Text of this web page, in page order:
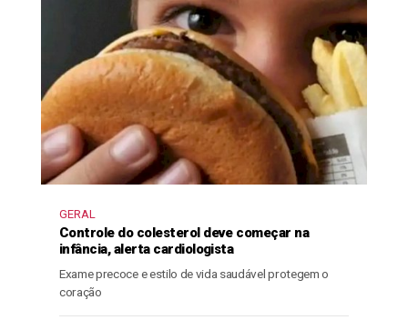
GERAL
Controle do colesterol deve começar na
infância, alerta cardiologista
Exame precoce e estilo de vida saudável protegem o
coração